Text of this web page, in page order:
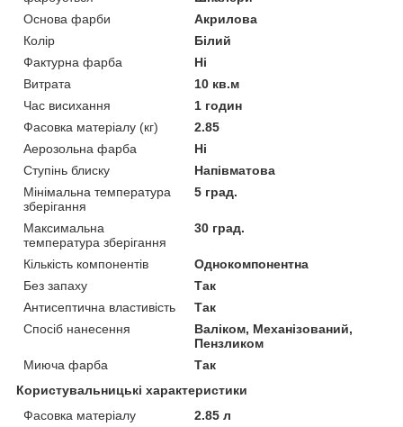
Основа фарби
Акрилова
Колір
Білий
Фактурна фарба
Ні
Витрата
10 кв.м
Час висихання
1 годин
Фасовка матеріалу (кг)
2.85
Аерозольна фарба
Ні
Ступінь блиску
Напівматова
Мінімальна температура
зберігання
5 град.
Максимальна
температура зберігання
30 град.
Кількість компонентів
Однокомпонентна
Без запаху
Так
Антисептична властивість
Так
Спосіб нанесення
Валіком, Механізований,
Пензликом
Миюча фарба
Так
Користувальницькі характеристики
Фасовка матеріалу
2.85 л